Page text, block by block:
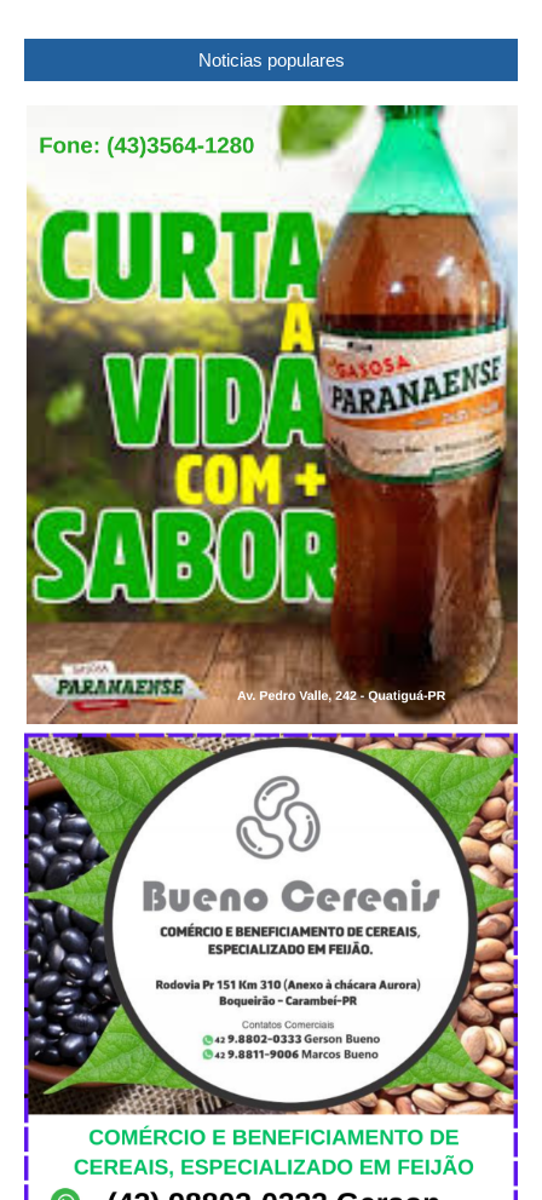
Noticias populares